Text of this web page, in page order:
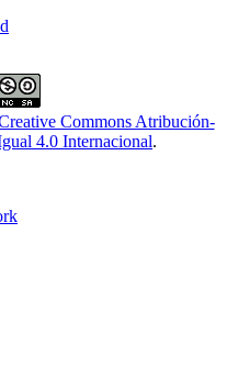
Commons Atribución-
4.0 Internacional.